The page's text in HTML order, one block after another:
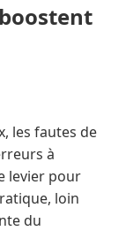
les fautes de
à
levier pour
loin
du